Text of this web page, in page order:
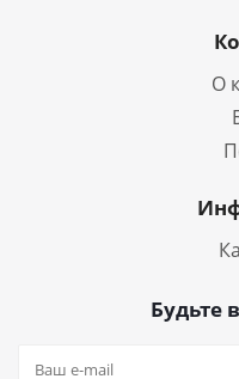
О
Будьте